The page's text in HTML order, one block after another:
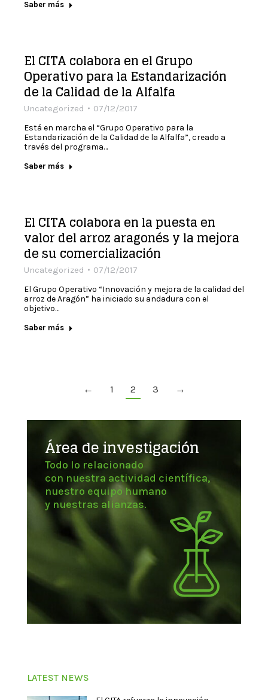
Saber más
El CITA colabora en el Grupo
Operativo para la Estandarización
de la Calidad de la Alfalfa
Uncategorized 07/12/2017
Está en marcha el “Grupo Operativo para la
Estandarización de la Calidad de la Alfalfa”, creado a
través del programa…
Saber más
El CITA colabora en la puesta en
valor del arroz aragonés y la mejora
de su comercialización
Uncategorized 07/12/2017
El Grupo Operativo “Innovación y mejora de la calidad del
arroz de Aragón” ha iniciado su andadura con el
objetivo…
Saber más
← 1 2 3 →
Área de investigación
Todo lo relacionado
con nuestra actividad científica,
nuestro equipo humano
y nuestras alianzas.
LATEST NEWS